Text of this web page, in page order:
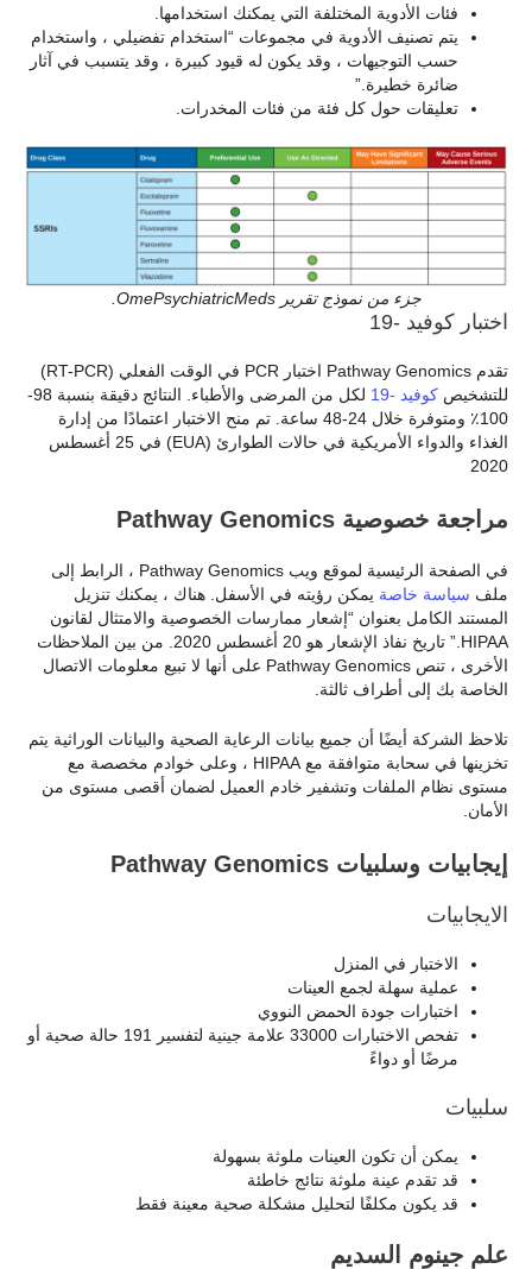
فئات الأدوية المختلفة التي يمكنك استخدامها.
يتم تصنيف الأدوية في مجموعات “استخدام تفضيلي ، واستخدام
حسب التوجيهات ، وقد يكون له قيود كبيرة ، وقد يتسبب في آثار
ضائرة خطيرة.”
تعليقات حول كل فئة من فئات المخدرات.
جزء من نموذج تقرير OmePsychiatricMeds.
اختبار كوفيد -19
تقدم Pathway Genomics اختبار PCR في الوقت الفعلي (RT-PCR)
للتشخيص كوفيد -19
لكل من المرضى والأطباء. النتائج دقيقة بنسبة 98-
100٪ ومتوفرة خلال 24-48 ساعة. تم منح الاختبار اعتمادًا من إدارة
الغذاء والدواء الأمريكية في حالات الطوارئ (EUA) في 25 أغسطس
2020
مراجعة خصوصية Pathway Genomics
في الصفحة الرئيسية لموقع ويب Pathway Genomics ، الرابط إلى
ملف سياسة خاصة يمكن رؤيته في الأسفل. هناك ، يمكنك تنزيل
المستند الكامل بعنوان “إشعار ممارسات الخصوصية والامتثال لقانون
HIPAA.” تاريخ نفاذ الإشعار هو 20 أغسطس 2020. من بين الملاحظات
الأخرى ، تنص Pathway Genomics على أنها لا تبيع معلومات الاتصال
الخاصة بك إلى أطراف ثالثة.
تلاحظ الشركة أيضًا أن جميع بيانات الرعاية الصحية والبيانات الوراثية يتم
تخزينها في سحابة متوافقة مع HIPAA ، وعلى خوادم مخصصة مع
مستوى نظام الملفات وتشفير خادم العميل لضمان أقصى مستوى من
الأمان.
إيجابيات وسلبيات Pathway Genomics
الايجابيات
الاختبار في المنزل
عملية سهلة لجمع العينات
اختبارات جودة الحمض النووي
تفحص الاختبارات 33000 علامة جينية لتفسير 191 حالة صحية أو
مرضًا أو دواءً
سلبيات
يمكن أن تكون العينات ملوثة بسهولة
قد تقدم عينة ملوثة نتائج خاطئة
قد يكون مكلفًا لتحليل مشكلة صحية معينة فقط
علم جينوم السديم